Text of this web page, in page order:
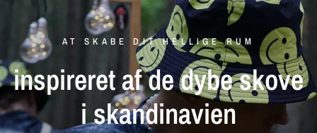
AT SKABE DIT HELLIGE RUM
inspireretafdedybeskove
iskandinavien